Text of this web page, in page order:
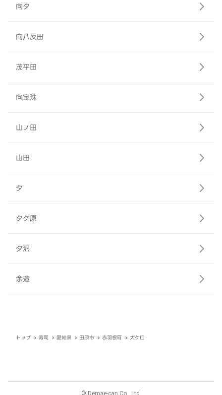
向夕
向八反田
茂平田
向宝珠
山ノ田
山田
夕
夕ケ原
夕沢
余造
トップ 寿司 愛知県 田原市 赤羽根町 大ケ口
© Demae-can Co., Ltd.